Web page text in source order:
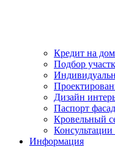
Кредит на дом
Подбор
Дизайн
Паспорт
Кровельный
Консультации
Информация